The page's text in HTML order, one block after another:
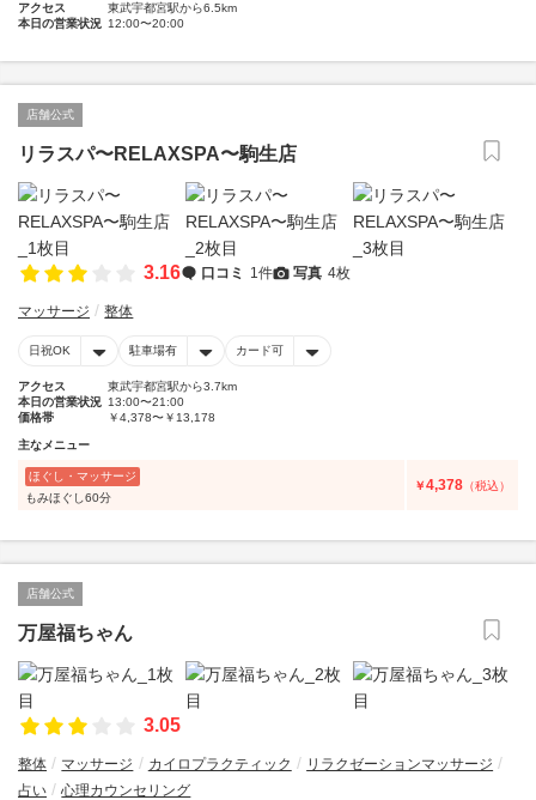
アクセス
東武宇都宮駅から6.5km
本日の営業状況 12:00〜20:00
店舗公式
リラスパ〜RELAXSPA〜駒生店
3.16 口コミ 1件 写真 4枚
マッサージ 整体
日祝OK 駐車場有 カード可
アクセス
東武宇都宮駅から3.7km
本日の営業状況 13:00〜21:00
価格帯
￥4,378〜￥13,178
主なメニュー
ほぐし・マッサージ
もみほぐし60分
￥4,378 （税込）
店舗公式
万屋福ちゃん
3.05
整体 マッサージ カイロプラクティック
リラクゼーションマッサージ
占い
心理カウンセリング